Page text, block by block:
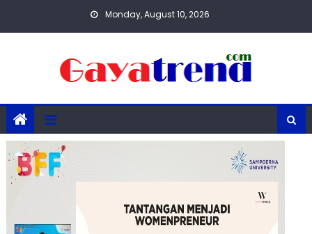
Monday, August 10, 2026